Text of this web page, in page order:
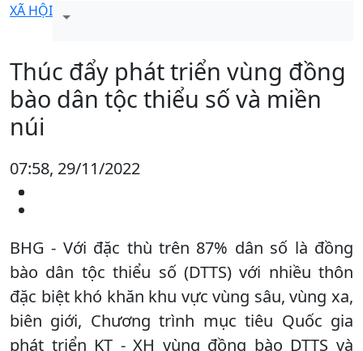
XÃ HỘI
Thúc đẩy phát triển vùng đồng
bào dân tộc thiểu số và miền
núi
07:58, 29/11/2022
BHG - Với đặc thù trên 87% dân số là đồng
bào dân tộc thiểu số (DTTS) với nhiều thôn
đặc biệt khó khăn khu vực vùng sâu, vùng xa,
biên giới, Chương trình mục tiêu Quốc gia
phát triển KT - XH vùng đồng bào DTTS và